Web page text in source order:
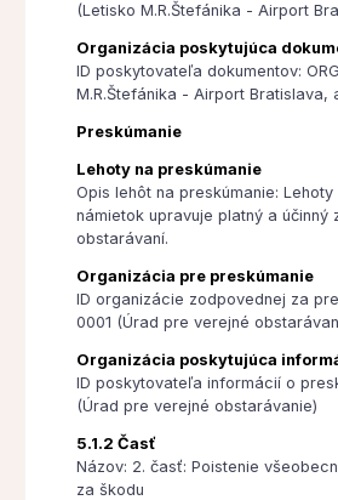
(Letisko M.R.Štefánika - Airport
Organizácia poskytujúca
ID poskytovateľa dokumentov:
M.R.Štefánika - Airport Bratislava,
Preskúmanie
Lehoty na preskúmanie
Opis lehôt na preskúmanie:
námietok upravuje platný a účinný
obstarávaní.
Organizácia pre preskúmanie
ID organizácie zodpovednej za
0001 (Úrad pre verejné
Organizácia poskytujúca
ID poskytovateľa informácií o
(Úrad pre verejné obstarávanie)
5.1.2 Časť
Názov: 2. časť: Poistenie
za škodu